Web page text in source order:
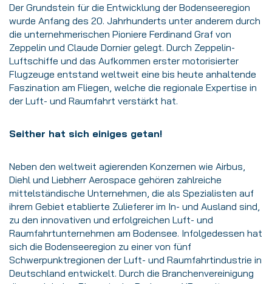
Der Grundstein für die Entwicklung der Bodenseeregion
wurde Anfang des 20. Jahrhunderts unter anderem durch
die unternehmerischen Pioniere Ferdinand Graf von
Zeppelin und Claude Dornier gelegt. Durch Zeppelin-
Luftschiffe und das Aufkommen erster motorisierter
Flugzeuge entstand weltweit eine bis heute anhaltende
Faszination am Fliegen, welche die regionale Expertise in
der Luft- und Raumfahrt verstärkt hat.
Seither hat sich einiges getan!
Neben den weltweit agierenden Konzernen wie Airbus,
Diehl und Liebherr Aerospace gehören zahlreiche
mittelständische Unternehmen, die als Spezialisten auf
ihrem Gebiet etablierte Zulieferer im In- und Ausland sind,
zu den innovativen und erfolgreichen Luft- und
Raumfahrtunternehmen am Bodensee. Infolgedessen hat
sich die Bodenseeregion zu einer von fünf
Schwerpunktregionen der Luft- und Raumfahrtindustrie in
Deutschland entwickelt. Durch die Branchenvereinigung